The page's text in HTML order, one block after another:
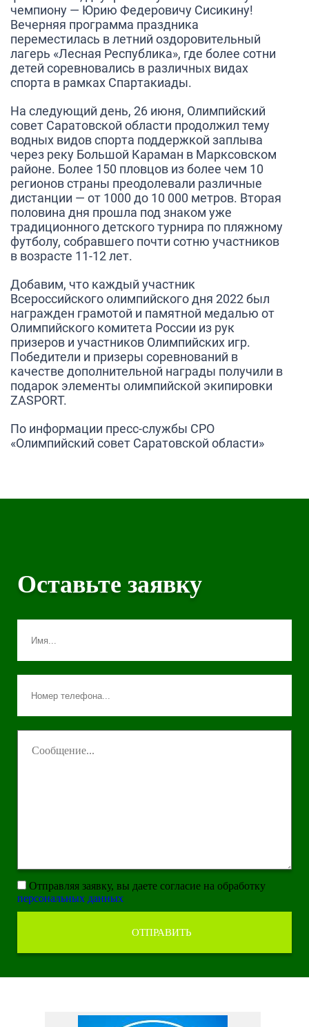
чемпиону — Юрию Федеровичу Сисикину!
Вечерняя программа праздника
переместилась в летний оздоровительный
лагерь «Лесная Республика», где более сотни
детей соревновались в различных видах
спорта в рамках Спартакиады.
На следующий день, 26 июня, Олимпийский
совет Саратовской области продолжил тему
водных видов спорта поддержкой заплыва
через реку Большой Караман в Марксовском
районе. Более 150 пловцов из более чем 10
регионов страны преодолевали различные
дистанции — от 1000 до 10 000 метров. Вторая
половина дня прошла под знаком уже
традиционного детского турнира по пляжному
футболу, собравшего почти сотню участников
в возрасте 11-12 лет.
Добавим, что каждый участник
Всероссийского олимпийского дня 2022 был
награжден грамотой и памятной медалью от
Олимпийского комитета России из рук
призеров и участников Олимпийских игр.
Победители и призеры соревнований в
качестве дополнительной награды получили в
подарок элементы олимпийской экипировки
ZASPORТ.
По информации пресс-службы СРО
«Олимпийский совет Саратовской области»
Оставьте заявку
Отправляя заявку, вы даете согласие на обработку
персональных данных